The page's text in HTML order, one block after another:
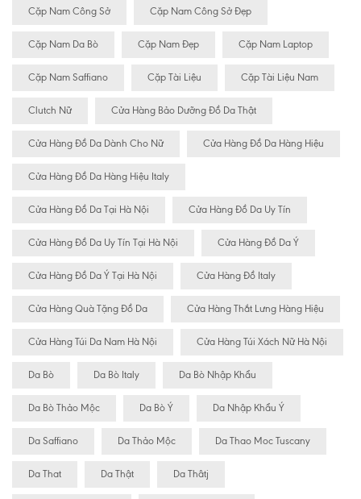
Cặp Nam Công Sở Cặp Nam Công Sở Đẹp
Cặp Nam Da Bò Cặp Nam Đẹp Cặp Nam Laptop
Cặp Nam Saffiano Cặp Tài Liệu Cặp Tài Liệu Nam
Clutch Nữ Cửa Hàng Bảo Dưỡng Đồ Da Thật
Cửa Hàng Đồ Da Dành Cho Nữ Cửa Hàng Đồ Da Hàng Hiệu
Cửa Hàng Đồ Da Hàng Hiệu Italy
Cửa Hàng Đồ Da Tại Hà Nội Cửa Hàng Đồ Da Uy Tín
Cửa Hàng Đồ Da Uy Tín Tại Hà Nội Cửa Hàng Đồ Da Ý
Cửa Hàng Đồ Da Ý Tại Hà Nội Cửa Hàng Đồ Italy
Cửa Hàng Quà Tặng Đồ Da Cửa Hàng Thắt Lưng Hàng Hiệu
Cửa Hàng Túi Da Nam Hà Nội Cửa Hàng Túi Xách Nữ Hà Nội
Da Bò Da Bò Italy Da Bò Nhập Khẩu
Da Bò Thảo Mộc Da Bò Ý Da Nhập Khẩu Ý
Da Saffiano Da Thảo Mộc Da Thao Moc Tuscany
Da That Da Thật Da Thâtj